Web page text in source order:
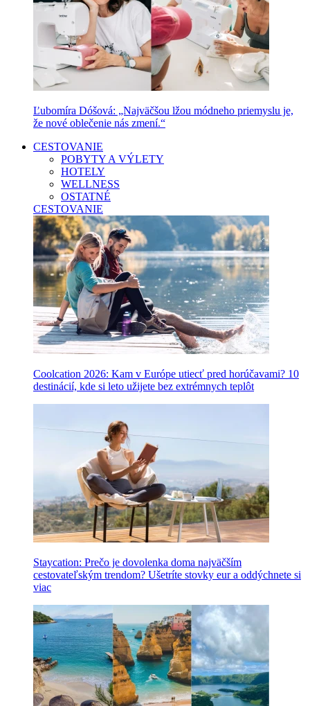
Ľubomíra Dóšová: „Najväčšou lžou módneho priemyslu je,
že nové oblečenie nás zmení.“
CESTOVANIE
POBYTY A VÝLETY
HOTELY
WELLNESS
OSTATNÉ
CESTOVANIE
Coolcation 2026: Kam v Európe utiecť pred horúčavami? 10
destinácií, kde si leto užijete bez extrémnych teplôt
Staycation: Prečo je dovolenka doma najväčším
cestovateľským trendom? Ušetríte stovky eur a oddýchnete si
viac